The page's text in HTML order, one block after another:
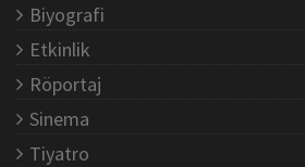
Biyografi
Etkinlik
Röportaj
Sinema
Tiyatro